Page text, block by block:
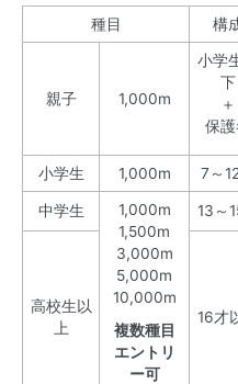
種目 構
親子 1,000m
小学
下
＋
保
小学生 1,000m 7～
中学生
1,000m
1,500m
3,000m
5,000m
10,000m
複数種目
エントリ
ー可
13～
高校生以
上
16才